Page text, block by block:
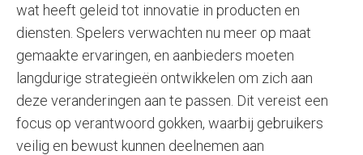
wat heeft geleid tot innovatie in producten en
diensten. Spelers verwachten nu meer op maat
gemaakte ervaringen, en aanbieders moeten
langdurige strategieën ontwikkelen om zich aan
deze veranderingen aan te passen. Dit vereist een
focus op verantwoord gokken, waarbij gebruikers
veilig en bewust kunnen deelnemen aan